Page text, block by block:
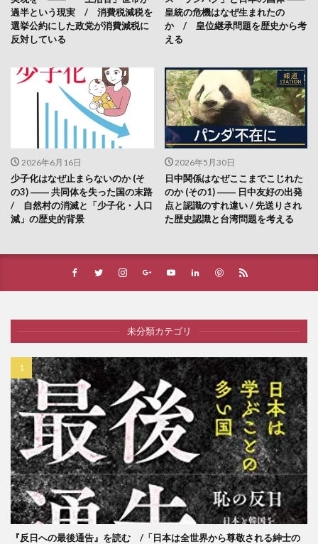
過半という現実 / 消費税減税を
選挙公約にした政党が消費減税に
反対している
皇統の危機はなぜ生まれたの
か / 皇位継承問題を歴史から考
える
2026年6月16日
少子化はなぜ止まらないのか (そ
の3) ―― 共同体を失った国の末路
/ 自然村の消滅と「少子化・人口
減」の歴史的背景
2026年5月30日
日中関係はなぜここまでこじれた
のか (その1) ―― 日中友好の出発
点と認識のすれ違い / 先送りされ
た歴史認識と台湾問題を考える
未分類カテゴリ
『反日への最後通告』を読む /「日本は全世界から尊敬される紳士の